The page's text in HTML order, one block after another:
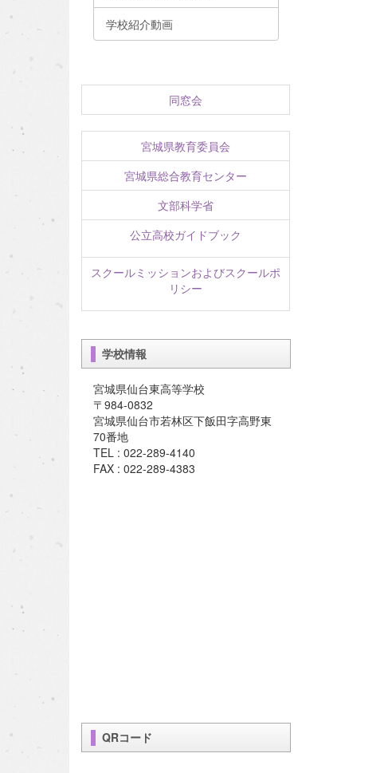
学校紹介動画
同窓会
宮城県教育委員会
宮城県総合教育センター
文部科学省
公立高校ガイドブック
スクールミッションおよびスクールポ
リシー
学校情報
宮城県仙台東高等学校
〒984-0832
宮城県仙台市若林区下飯田字高野東
70番地
TEL : 022-289-4140
FAX : 022-289-4383
QRコード